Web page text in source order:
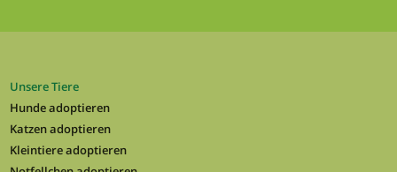
Unsere Tiere
Hunde adoptieren
Katzen adoptieren
Kleintiere adoptieren